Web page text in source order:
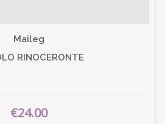
Maileg
RINOCERONTE
€24.00